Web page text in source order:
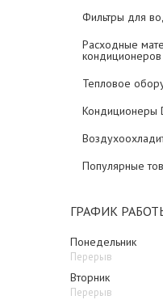
Фильтры для
Расходные
кондиционеров
Тепловое
Кондиционеры
Популярные
ГРАФИК
Понедельник
Вторник